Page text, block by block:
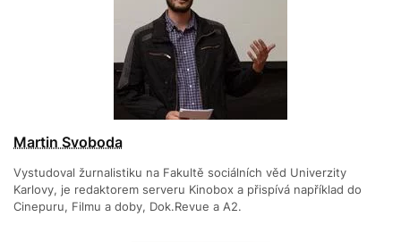
Martin Svoboda
Vystudoval žurnalistiku na Fakultě sociálních věd Univerzity
Karlovy, je redaktorem serveru Kinobox a přispívá například do
Cinepuru, Filmu a doby, Dok.Revue a A2.